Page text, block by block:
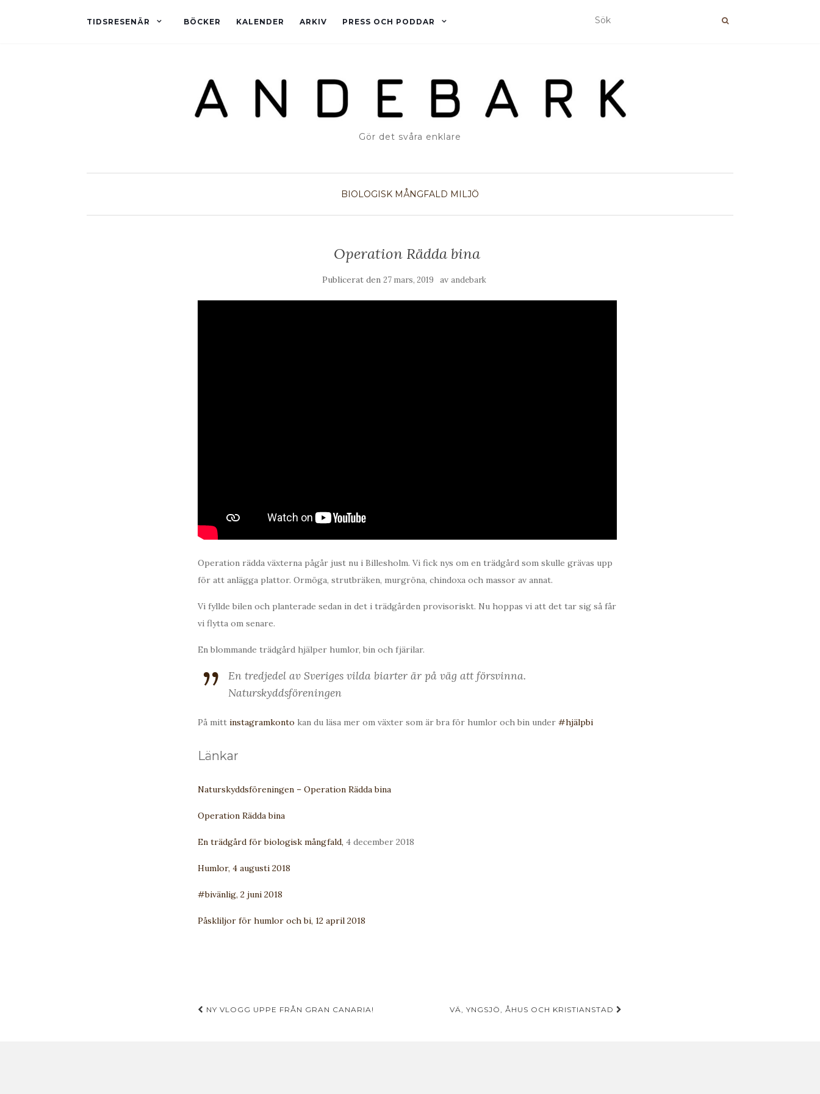
TIDSRESENÄR BÖCKER KALENDER ARKIV PRESS OCH PODDAR
Gör det svåra enklare
BIOLOGISK MÅNGFALD MILJÖ
Operation Rädda bina
Publicerat den 27 mars, 2019 av andebark
Operation rädda växterna pågår just nu i Billesholm. Vi fick nys om en trädgård som skulle grävas upp
för att anlägga plattor. Ormöga, strutbräken, murgröna, chindoxa och massor av annat.
Vi fyllde bilen och planterade sedan in det i trädgården provisoriskt. Nu hoppas vi att det tar sig så får
vi flytta om senare.
En blommande trädgård hjälper humlor, bin och fjärilar.
En tredjedel av Sveriges vilda biarter är på väg att försvinna.
Naturskyddsföreningen
På mittinstagramkonto kan du läsa mer om växter som är bra för humlor och bin under #hjälpbi
Länkar
Naturskyddsföreningen – Operation Rädda bina
Operation Rädda bina
En trädgård för biologisk mångfald, 4 december 2018
Humlor, 4 augusti 2018
#bivänlig, 2 juni 2018
Påskliljor för humlor och bi, 12 april 2018
Inläggsnavigering
NY VLOGG UPPE FRÅN GRAN CANARIA! VÄ, YNGSJÖ, ÅHUS OCH KRISTIANSTAD